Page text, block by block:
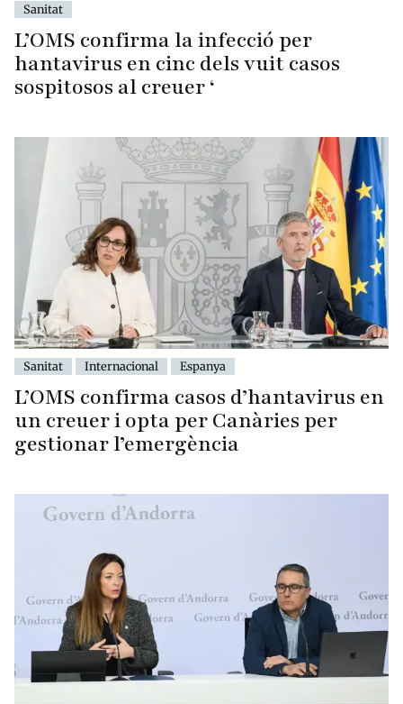
Sanitat
L’OMS confirma la infecció per
hantavirus en cinc dels vuit casos
sospitosos al creuer ‘
Sanitat Internacional Espanya
L’OMS confirma casos d’hantavirus en
un creuer i opta per Canàries per
gestionar l’emergència